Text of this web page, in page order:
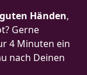
Händen,
Gerne
4 Minuten ein
nach Deinen